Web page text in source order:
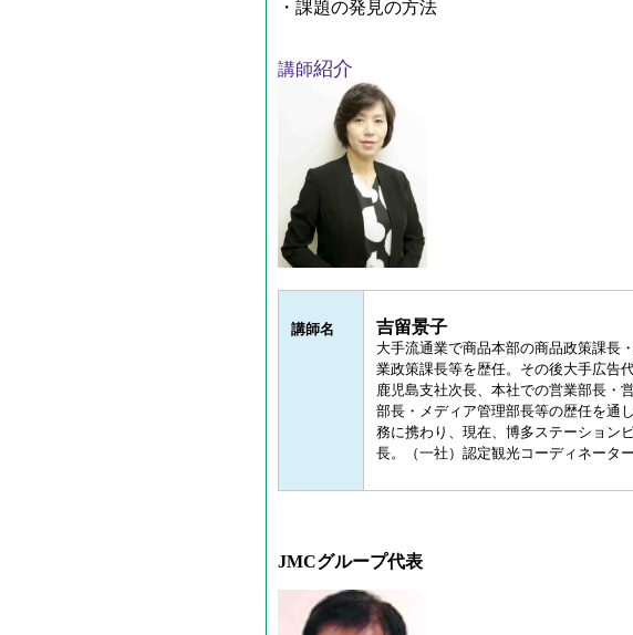
・ 課題の発見の方法
講師紹介
講師名 吉留景子
大手流通業で商品本部の商品政策課長
業政策課長等を歴任。その後大手広告
鹿児島支社次長、本社での営業部長・
部長・メディア管理部長等の歴任を通
務に携わり、現在、博多ステーション
長。（一社）認定観光コーディネータ
JMCグループ代表